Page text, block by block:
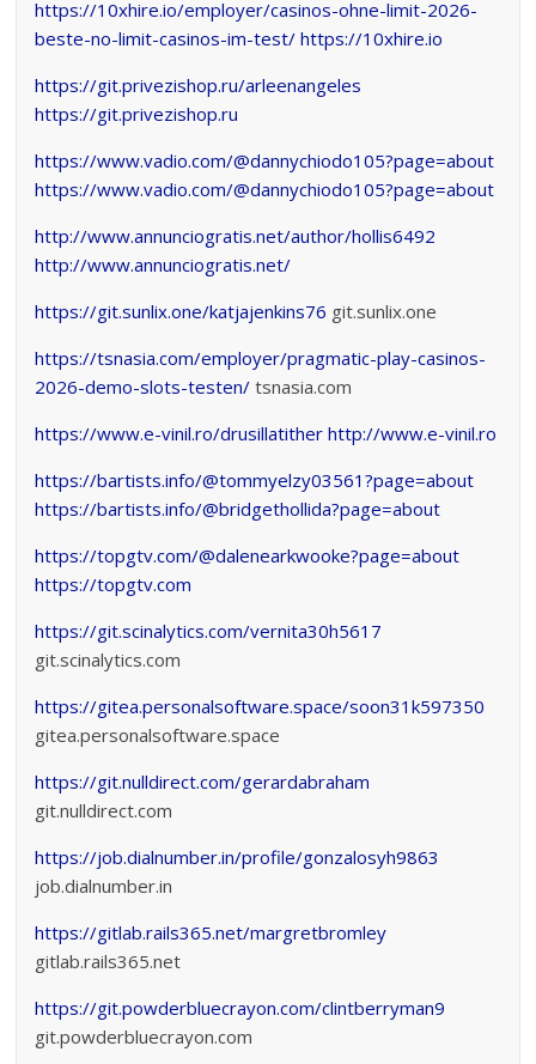
https://10xhire.io/employer/casinos-ohne-limit-2026-
beste-no-limit-casinos-im-test/ https://10xhire.io
https://git.privezishop.ru/arleenangeles
https://git.privezishop.ru
https://www.vadio.com/@dannychiodo105?page=about
https://www.vadio.com/@dannychiodo105?page=about
http://www.annunciogratis.net/author/hollis6492
http://www.annunciogratis.net/
https://git.sunlix.one/katjajenkins76 git.sunlix.one
https://tsnasia.com/employer/pragmatic-play-casinos-
2026-demo-slots-testen/ tsnasia.com
https://www.e-vinil.ro/drusillatither http://www.e-vinil.ro
https://bartists.info/@tommyelzy03561?page=about
https://bartists.info/@bridgethollida?page=about
https://topgtv.com/@dalenearkwooke?page=about
https://topgtv.com
https://git.scinalytics.com/vernita30h5617
git.scinalytics.com
https://gitea.personalsoftware.space/soon31k597350
gitea.personalsoftware.space
https://git.nulldirect.com/gerardabraham
git.nulldirect.com
https://job.dialnumber.in/profile/gonzalosyh9863
job.dialnumber.in
https://gitlab.rails365.net/margretbromley
gitlab.rails365.net
https://git.powderbluecrayon.com/clintberryman9
git.powderbluecrayon.com